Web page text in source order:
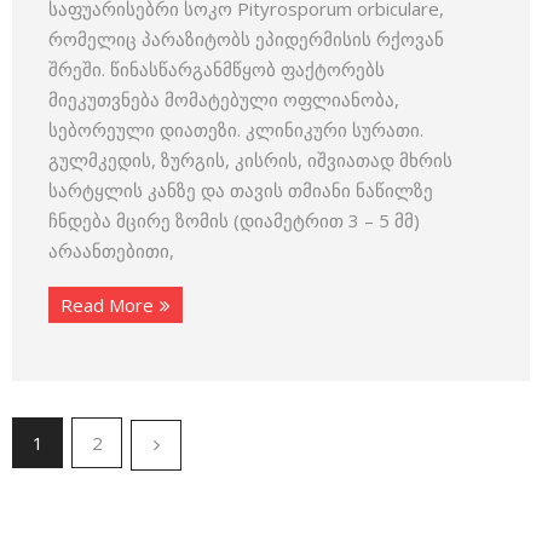
საფუარისებრი სოკო Pityrosporum orbiculare,
რომელიც პარაზიტობს ეპიდერმისის რქოვან
შრეში. წინასწარგანმწყობ ფაქტორებს
მიეკუთვნება მომატებული ოფლიანობა,
სებორეული დიათეზი. კლინიკური სურათი.
გულმკედის, ზურგის, კისრის, იშვიათად მხრის
სარტყლის კანზე და თავის თმიანი ნაწილზე
ჩნდება მცირე ზომის (დიამეტრით 3 – 5 მმ)
არაანთებითი,
Read More
1 2